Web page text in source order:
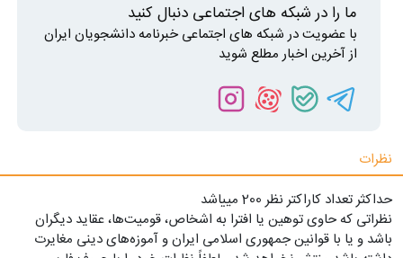
ما را در شبکه های اجتماعی دنبال کنید
با عضویت در شبکه های اجتماعی خبرنامه دانشجویان ایران
از آخرین اخبار مطلع شوید
نظرات
حداکثر تعداد کاراکتر نظر 200 ميياشد
نظراتی که حاوی توهین یا افترا به اشخاص، قومیت‌ها، عقاید دیگران
باشد و یا با قوانین جمهوری اسلامی ایران و آموزه‌های دینی مغایرت